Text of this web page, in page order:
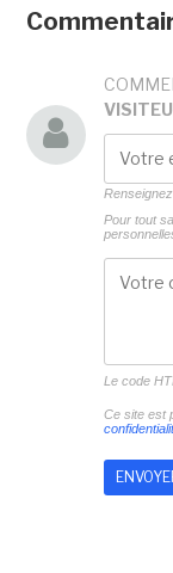
Pour tout
Le code
Ce site est